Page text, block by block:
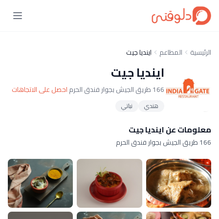
الرئيسية المطاعم اينديا جيت
اينديا جيت
166 طريق الجيش بجوار فندق الحرم احصل على الاتجاهات
هندي نباتي
معلومات عن اينديا جيت
166 طريق الجيش بجوار فندق الحرم